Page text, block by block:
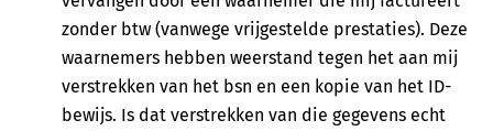
zonder btw (vanwege vrijgestelde prestaties). Deze
waarnemers hebben weerstand tegen het aan mij
verstrekken van het bsn en een kopie van het ID-
bewijs. Is dat verstrekken van die gegevens echt